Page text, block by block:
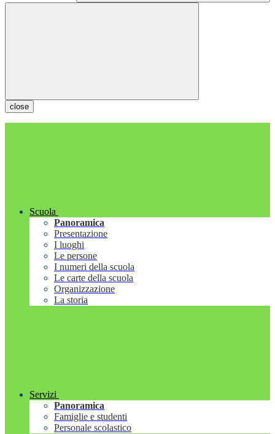
close
Scuola
Panoramica
Presentazione
I luoghi
Le persone
I numeri della scuola
Le carte della scuola
Organizzazione
La storia
Servizi
Panoramica
Famiglie e studenti
Personale scolastico